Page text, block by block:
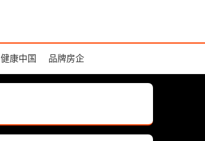
健康中国 品牌房企